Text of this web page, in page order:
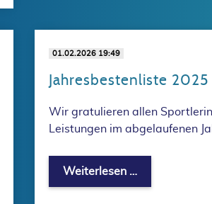
01.02.2026 19:49
Jahresbestenliste
Wir gratulieren allen
Leistungen im abgelaufenen
Weiterlesen …